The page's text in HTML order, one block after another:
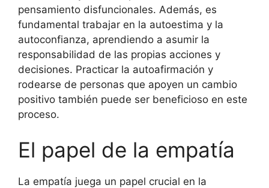
pensamiento disfuncionales. Además, es
fundamental trabajar en la autoestima y la
autoconfianza, aprendiendo a asumir la
responsabilidad de las propias acciones y
decisiones. Practicar la autoafirmación y
rodearse de personas que apoyen un cambio
positivo también puede ser beneficioso en este
proceso.
El papel de la empatía
La empatía juega un papel crucial en la